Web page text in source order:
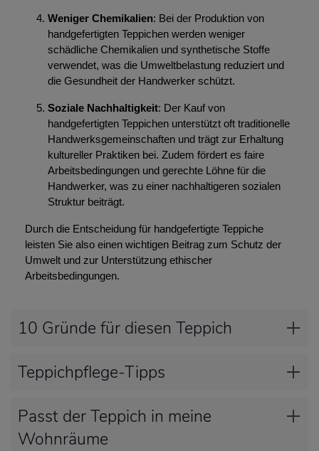
Weniger Chemikalien: Bei der Produktion von
handgefertigten Teppichen werden weniger
schädliche Chemikalien und synthetische Stoffe
verwendet, was die Umweltbelastung reduziert und
die Gesundheit der Handwerker schützt.
Soziale Nachhaltigkeit: Der Kauf von
handgefertigten Teppichen unterstützt oft traditionelle
Handwerksgemeinschaften und trägt zur Erhaltung
kultureller Praktiken bei. Zudem fördert es faire
Arbeitsbedingungen und gerechte Löhne für die
Handwerker, was zu einer nachhaltigeren sozialen
Struktur beiträgt.
Durch die Entscheidung für handgefertigte Teppiche
leisten Sie also einen wichtigen Beitrag zum Schutz der
Umwelt und zur Unterstützung ethischer
Arbeitsbedingungen.
10 Gründe für diesen Teppich
Teppichpflege-Tipps
Passt der Teppich in meine
Wohnräume